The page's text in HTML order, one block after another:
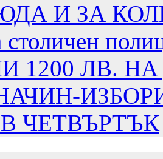
И ЗА
1200 ЛВ.
ЧЕТВЪРТЪК